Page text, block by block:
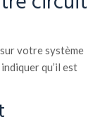
votre système
qu’il est